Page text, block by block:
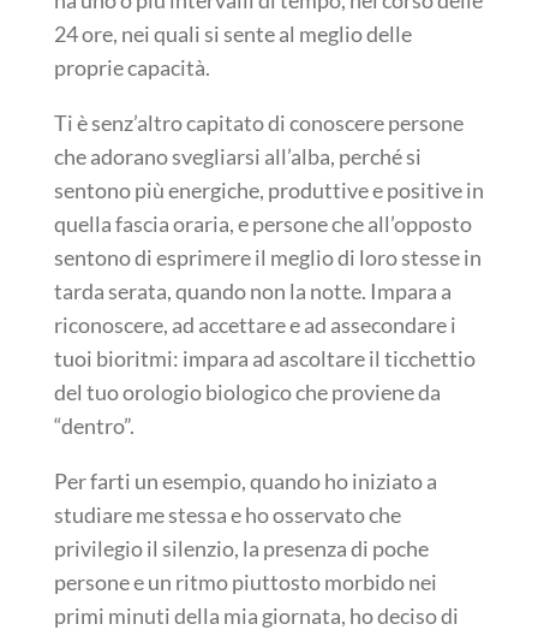
24 ore, nei quali si sente al meglio delle
proprie capacità.
Ti è senz’altro capitato di conoscere persone
che adorano svegliarsi all’alba, perché si
sentono più energiche, produttive e positive in
quella fascia oraria, e persone che all’opposto
sentono di esprimere il meglio di loro stesse in
tarda serata, quando non la notte. Impara a
riconoscere, ad accettare e ad assecondare i
tuoi bioritmi: impara ad ascoltare il ticchettio
del tuo orologio biologico che proviene da
“dentro”.
Per farti un esempio, quando ho iniziato a
studiare me stessa e ho osservato che
privilegio il silenzio, la presenza di poche
persone e un ritmo piuttosto morbido nei
primi minuti della mia giornata, ho deciso di